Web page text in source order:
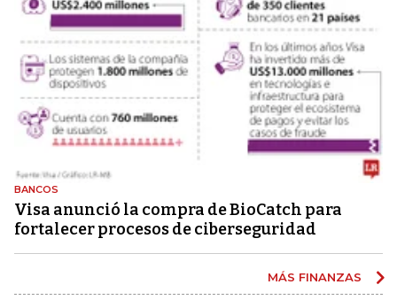
BANCOS
Visa anunció la compra de BioCatch para
fortalecer procesos de ciberseguridad
MÁS FINANZAS